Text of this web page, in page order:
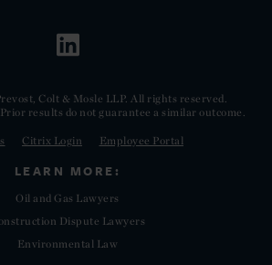
Colt & Mosle LLP. All rights reserved.
results do not guarantee a similar outcome.
Citrix Login Employee Portal
LEARN MORE:
Oil and Gas Lawyers
Dispute Lawyers
Environmental Law